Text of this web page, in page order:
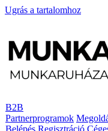
Ugrás a tartalomhoz
B2B
Partnerprogramok
Belépés Regisztráció